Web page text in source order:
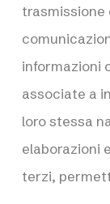
trasmissione
informazioni
associate a
loro stessa
elaborazioni
terzi,